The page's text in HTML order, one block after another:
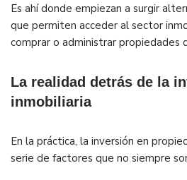
Es ahí donde empiezan a surgir
que permiten acceder al sector
comprar o administrar propiedades
La realidad detrás de la
inmobiliaria
En la práctica, la inversión en
serie de factores que no siempre